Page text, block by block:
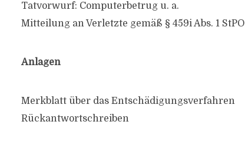
Tatvorwurf: Computerbetrug u. a.
Mitteilung an Verletzte gemäß § 459i Abs. 1 StPO
Anlagen
Merkblatt über das Entschädigungsverfahren
Rückantwortschreiben